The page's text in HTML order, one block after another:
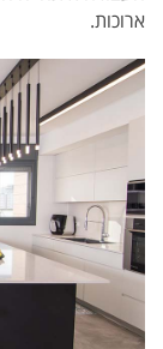
ארוכות.